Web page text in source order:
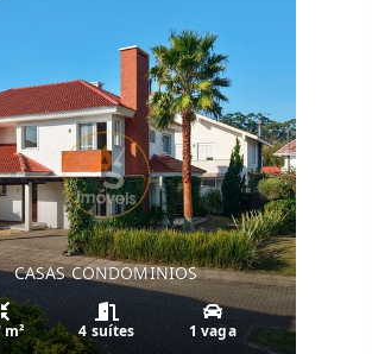
CASAS CONDOMINIOS
m² 4 suítes 1 vaga